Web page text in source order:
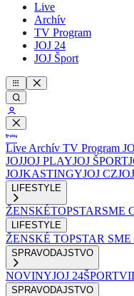
Live
Archív
TV Program
JOJ 24
JOJ Šport
Live Archív TV Program
JOJJOJ PLAYJOJ ŠPORT
JOJKASTINGYJOJ CZ
LIFESTYLE
ŽENSKÉTOPSTARSME
LIFESTYLE
ŽENSKÉ TOPSTAR
SPRAVODAJSTVO
NOVINYJOJ 24ŠPORT
SPRAVODAJSTVO